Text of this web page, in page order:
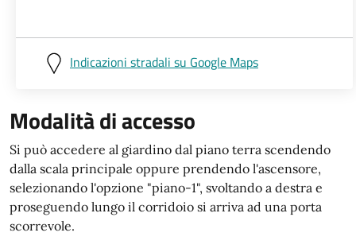
Indicazioni stradali su Google Maps
Modalità di accesso
Si può accedere al giardino dal piano terra scendendo
dalla scala principale oppure prendendo l'ascensore,
selezionando l'opzione "piano-1", svoltando a destra e
proseguendo lungo il corridoio si arriva ad una porta
scorrevole.